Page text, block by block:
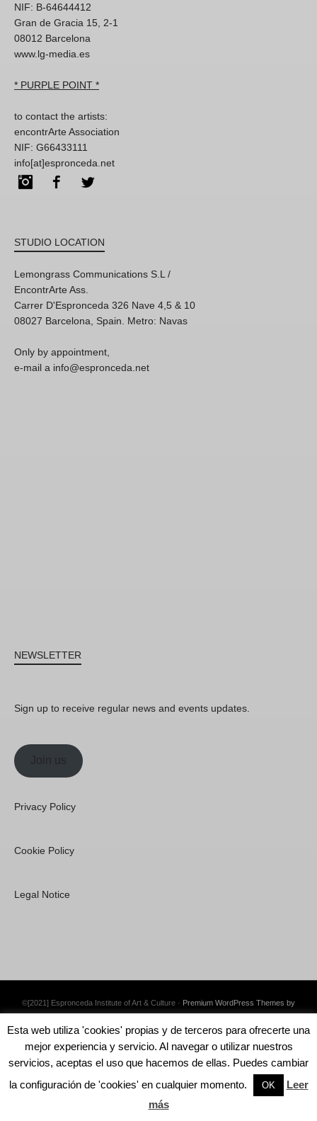
NIF: B-64644412
Gran de Gracia 15, 2-1
08012 Barcelona
www.lg-media.es
* PURPLE POINT *
to contact the artists:
encontrArte Association
NIF: G66433111
info[at]espronceda.net
InstagramFacebook
STUDIO LOCATION
Lemongrass Communications S.L /
EncontrArte Ass.
Carrer D'Espronceda 326 Nave 4,5 & 10
08027 Barcelona, Spain. Metro: Navas
Only by appointment,
e-mail a info@espronceda.net
NEWSLETTER
Sign up to receive regular news and events updates.
Join us
Privacy Policy
Cookie Policy
Legal Notice
©[2021] Espronceda Institute of Art & Culture · Premium WordPress Themes by
Esta web utiliza 'cookies' propias y de terceros para ofrecerte una
mejor experiencia y servicio. Al navegar o utilizar nuestros
servicios, aceptas el uso que hacemos de ellas. Puedes cambiar
la configuración de 'cookies' en cualquier momento.
OK
Leer
más
English